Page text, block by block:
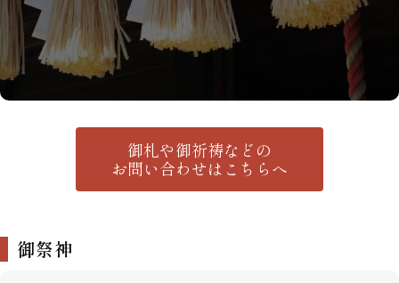
御札や御祈祷などの
お問い合わせはこちらへ
御祭神